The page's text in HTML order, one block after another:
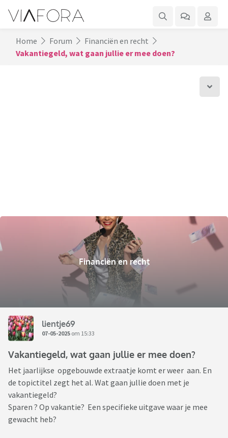
Home Forum
Financiën en recht
Vakantiegeld, wat gaan jullie er mee doen?
Financiën en recht
lientje69
07-05-2025 om 15:33
Vakantiegeld, wat gaan jullie er mee doen?
Het jaarlijkse opgebouwde extraatje komt er weer aan. En
de topictitel zegt het al. Wat gaan jullie doen met je
vakantiegeld?
Sparen ? Op vakantie? Een specifieke uitgave waar je mee
gewacht heb?